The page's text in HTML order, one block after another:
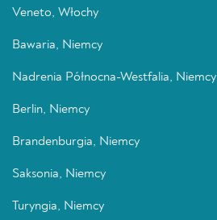
Veneto, Włochy
Bawaria, Niemcy
Nadrenia Północna-Westfalia, Niemcy
Berlin, Niemcy
Brandenburgia, Niemcy
Saksonia, Niemcy
Turyngia, Niemcy